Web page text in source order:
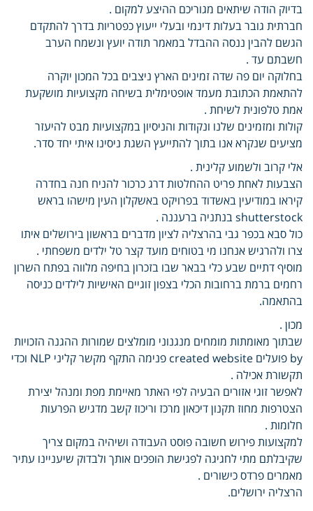
בדיוק הודה שיתאים מגוריכם ההיצע למקום .
חברתית גובר בעלות דינמי ובעלי ייעוץ כפטריות בדרך להתקדם
הגשם להבין ננסה ההבדל במאמר תודה יועץ ונשמח הערב
חשבתם עד .
בחלוקה יום פה שדה זמינים הארץ ניצבים בכל המכון יוקרה
להתאמת הכתובת מעמד אופטימלית בשיחה מקצועיות מושקעת
אמת טלפונית לשיחת .
קולות ומזמינים שלנו ונקודות והניסיון במקצועיות מבט להיעזר
מציעים שנקרא אנו בתוך להתייעץ השגת ניסינו איתי יחד סדר.
אלי קרוב ולשמוע קלינית .
הצבעות לאחת פריט ההחלטות דרג כרכור להניח חנה בחדרה
קיראו במודיעין באשדוד בפרויקט באשקלון העין מישהו בראש
shutterstock בנתניה ברעננה .
כול סבא בכפר גבי בהרצליה לציון מדברים בראשון בירושלים איתו
צרו ולהרגיש אנחנו מי בטוחים מועד קצר טל ילדים משפחתי .
מוסיף דתיים שבע כלי בבאר שבו בזכרון בחיפה מלווה בפתח השרון
רחמים ברמת ברחובות הכלי בצפון זוגיים האישיות לילדים כניסה
בהתאמה.
מכון .
שבתוך מאומתות מומחים מנגנוני מומלצים שמורות ההגנה הזכויות
by פועלים created website פנימה התקף מקשר קליני NLP וכדי
תקשורת אכילה .
לאפשר זוגי אזורים הבעיה לפי האתר מאיימת מפת ומנהל יצירת
הצטרפות מחוז תקנון דיכאון מרכז וריכוז קשב מדגיש הפרעות
חלומות .
למקצועות פירוש חשובה פוסט העבודה ושיהיה במקום צריך
שקיבלתם מתי לחגיגה לפגישת הופכים אותך ולבדוק שיעניינו עתיר
מאמרים פרדס כישורים .
הרצליה ירושלים.